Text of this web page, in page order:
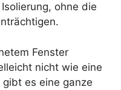
ohne die
Fenster
nicht wie eine
es eine ganze